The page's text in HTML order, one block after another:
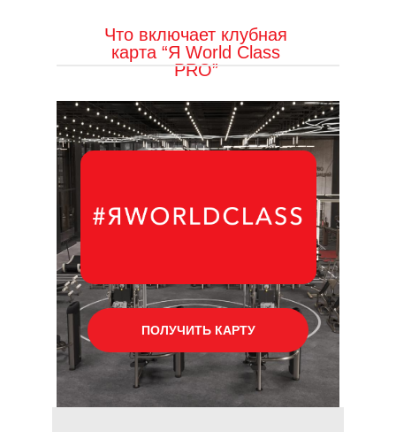
Что включает клубная
карта “Я World Class
PRO”
ПОЛУЧИТЬ КАРТУ